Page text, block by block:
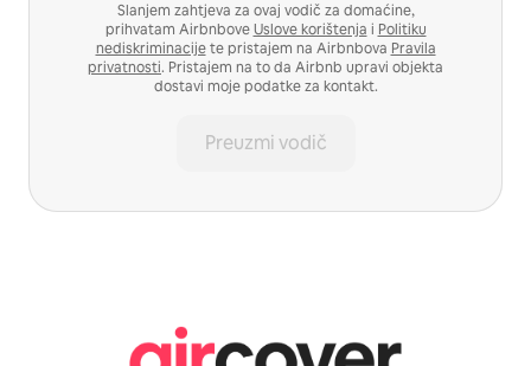
Slanjem zahtjeva za ovaj vodič za domaćine,
prihvatam AirbnboveUslove korištenja i Politiku
nediskriminacijete pristajem na Airbnbova Pravila
privatnosti. Pristajem na to da Airbnb upravi objekta
dostavi moje podatke za kontakt.
Preuzmi vodič